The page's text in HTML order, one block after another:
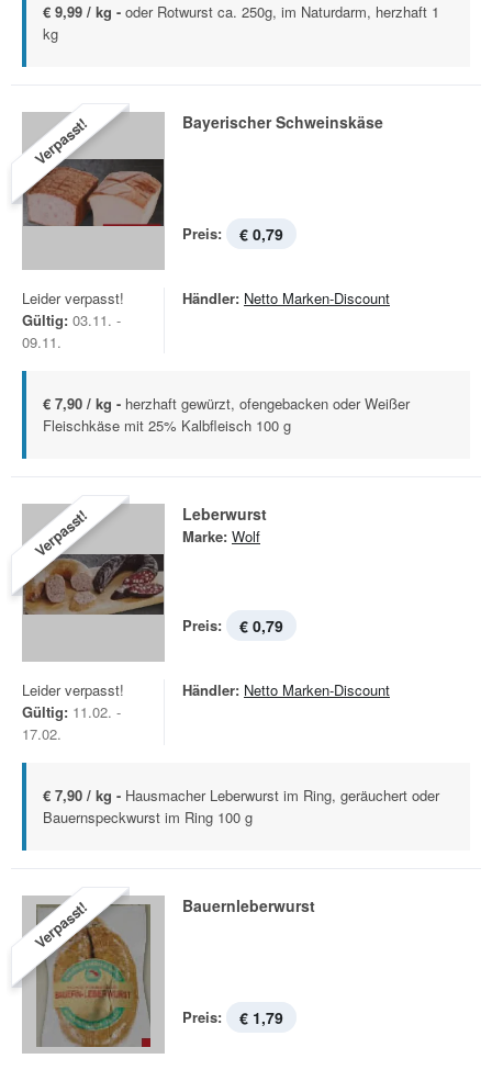
€ 9,99 / kg - oder Rotwurst ca. 250g, im Naturdarm, herzhaft 1
kg
Verpasst! Bayerischer Schweinskäse
Preis: € 0,79
Leider verpasst!
Gültig: 03.11. -
09.11.
Händler: Netto Marken-Discount
€ 7,90 / kg - herzhaft gewürzt, ofengebacken oder Weißer
Fleischkäse mit 25% Kalbfleisch 100 g
Verpasst! Leberwurst
Marke: Wolf
Preis: € 0,79
Leider verpasst!
Gültig: 11.02. -
17.02.
Händler: Netto Marken-Discount
€ 7,90 / kg - Hausmacher Leberwurst im Ring, geräuchert oder
Bauernspeckwurst im Ring 100 g
Verpasst! Bauernleberwurst
Preis: € 1,79